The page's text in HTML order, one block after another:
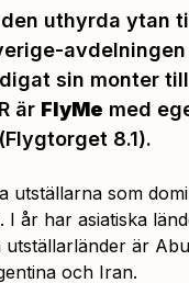
den uthyrda ytan
sin monter
är FlyMe med
(Flygtorget 8.1).
utställarna som
år har asiatiska
är
och Iran.